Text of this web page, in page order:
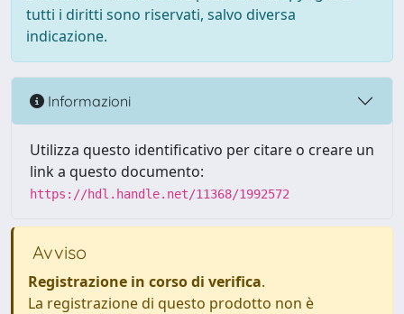
tutti i diritti sono riservati, salvo diversa
indicazione.
Informazioni
Utilizza questo identificativo per citare o creare un
link a questo documento:
https://hdl.handle.net/11368/1992572
Avviso
Registrazione in corso di verifica.
La registrazione di questo prodotto non è